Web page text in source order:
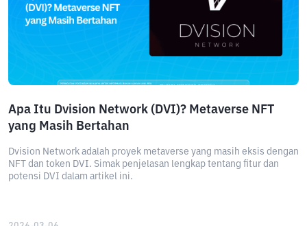
Apa Itu Dvision Network (DVI)? Metaverse NFT
yang Masih Bertahan
Dvision Network adalah proyek metaverse yang masih eksis dengan
NFT dan token DVI. Simak penjelasan lengkap tentang fitur dan
potensi DVI dalam artikel ini.